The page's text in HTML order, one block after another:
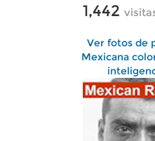
1,442
Ver fotos de
Mexicana